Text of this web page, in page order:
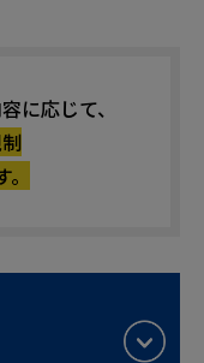
に応じて、